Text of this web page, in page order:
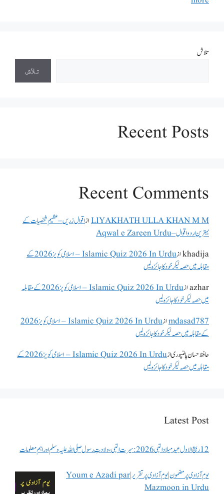
تلاش
تلاش
Recent Posts
Recent Comments
LIYAKHATH ULLA KHAN M Mازاقوال زریں – عظیم شخصیات کے
بہترین اردو اقوال – Aqwal e Zareen Urdu
khadijaاز
Islamic Quiz 2026 In Urdu – اسلامی کویز 2026 کے
مقابلہ میں حصہ لیکر خود کا جائزہ لیں
azharاز
Islamic Quiz 2026 In Urdu – اسلامی کویز 2026 کے مقابلہ
میں حصہ لیکر خود کا جائزہ لیں
mdasad787از
Islamic Quiz 2026 In Urdu – اسلامی کویز 2026
کے مقابلہ میں حصہ لیکر خود کا جائزہ لیں
حافظ حسان پالنپوریاز
Islamic Quiz 2026 In Urdu – اسلامی کویز 2026 کے
مقابلہ میں حصہ لیکر خود کا جائزہ لیں
Latest Post
12 ربیع الاول عید میلاد النبی 2026: سیرت النبی، ولادتِ رسول صلی اللہ علیہ وسلم اور اہم معلومات
یوم آزادی پر مضمون | یوم آزادی پر تقریر | Youm e Azadi par
Mazmoon in Urdu